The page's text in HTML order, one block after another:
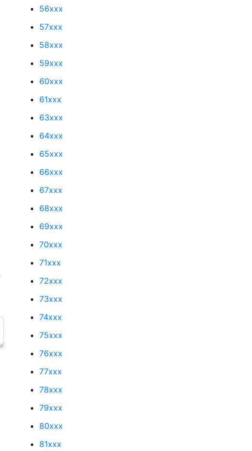
56xxx
57xxx
58xxx
59xxx
60xxx
61xxx
63xxx
64xxx
65xxx
66xxx
67xxx
68xxx
69xxx
70xxx
71xxx
72xxx
73xxx
74xxx
75xxx
76xxx
77xxx
78xxx
79xxx
80xxx
81xxx